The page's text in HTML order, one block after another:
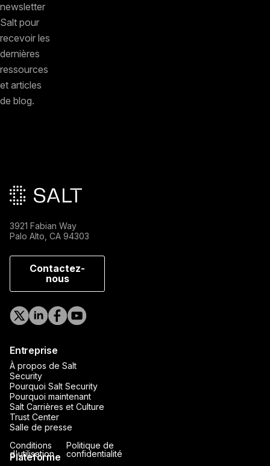
newsletter
Salt pour
recevoir les
dernières
ressources
et articles
de blog.
3921 Fabian Way
Palo Alto, CA 94303
Contactez-
nous
Entreprise
À propos de Salt
Security
Pourquoi Salt Security
Pourquoi maintenant
Salt Carrières et Culture
Trust Center
Salle de presse
Plateforme
Conditions
d'utilisation
Politique de
confidentialité